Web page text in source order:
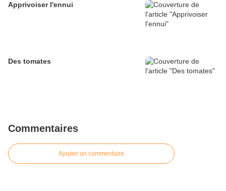
Apprivoiser l'ennui
Des tomates
Commentaires
Ajouter un commentaire